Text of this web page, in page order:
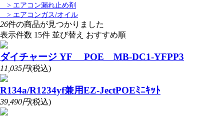
> エアコン漏れ止め剤
> エアコンガス/オイル
26件の商品が見つかりました
表示件数
並び替え
ダイチャージ YF POE MB-DC1-YFPP3
11,035円(税込)
R134a/R1234yf兼用EZ-JectPOEﾐﾆｷｯﾄ
39,490円(税込)